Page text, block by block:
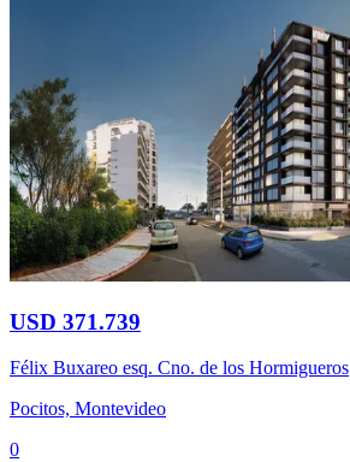
USD 371.739
Félix Buxareo esq. Cno. de los Hormigueros
Pocitos, Montevideo
0